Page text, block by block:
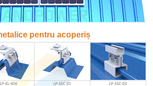
pentru acoperiș